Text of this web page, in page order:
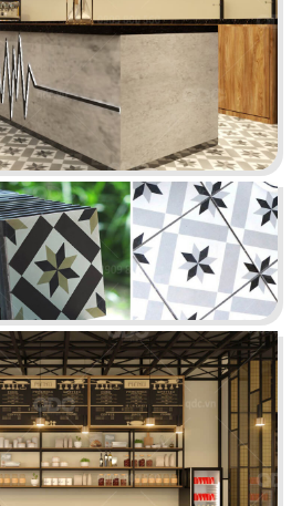
Thang được thiết kế theo
Nam dân gian đương đại...
Chi tiết
PHÊ LA
chúng tôi, Phê La - Biên Hòa
đường Võ Thị Sáu sầm uất...